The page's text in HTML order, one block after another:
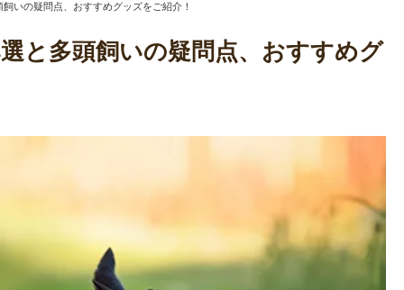
いの疑問点、おすすめグッズをご紹介！
と多頭飼いの疑問点、おすすめグ